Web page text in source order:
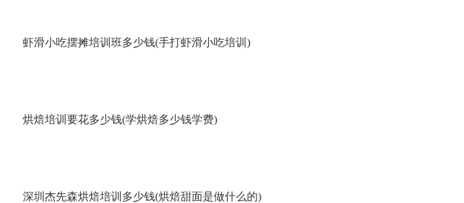
虾滑小吃摆摊培训班多少钱(手打虾滑小吃培训)
烘焙培训要花多少钱(学烘焙多少钱学费)
深圳杰先森烘焙培训多少钱(烘焙甜面是做什么的)